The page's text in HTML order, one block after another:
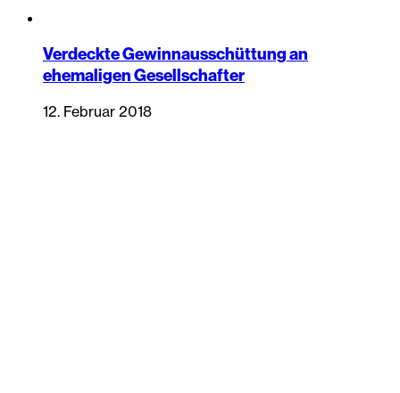
Verdeckte Gewinnausschüttung an
ehemaligen Gesellschafter
12. Februar 2018